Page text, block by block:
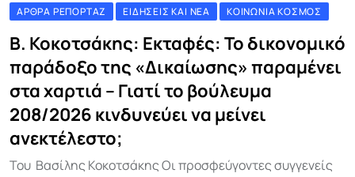
ΆΡΘΡΑ ΡΕΠΟΡΤΆΖ ΕΙΔΉΣΕΙΣ ΚΑΙ ΝΈΑ ΚΟΙΝΩΝΊΑ ΚΌΣΜΟΣ
Β. Κοκοτσάκης: Εκταφές: Το δικονομικό
παράδοξο της «Δικαίωσης» παραμένει
στα χαρτιά – Γιατί το βούλευμα
208/2026 κινδυνεύει να μείνει
ανεκτέλεστο;
Του Βασίλης Κοκοτσάκης Οι προσφεύγοντες συγγενείς